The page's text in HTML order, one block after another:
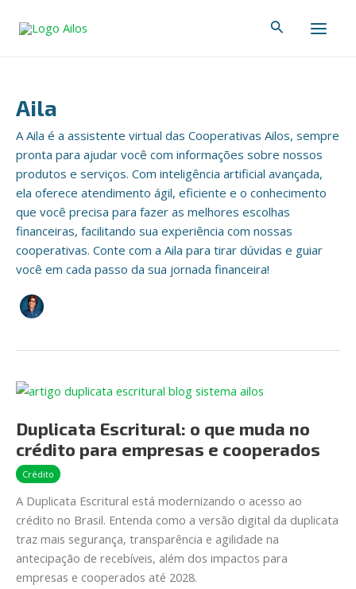
para
Pesquisar
Aila
A Aila é a assistente virtual das Cooperativas Ailos, sempre
pronta para ajudar você com informações sobre nossos
produtos e serviços. Com inteligência artificial avançada,
ela oferece atendimento ágil, eficiente e o conhecimento
que você precisa para fazer as melhores escolhas
financeiras, facilitando sua experiência com nossas
cooperativas. Conte com a Aila para tirar dúvidas e guiar
você em cada passo da sua jornada financeira!
Duplicata Escritural: o que muda no
crédito para empresas e cooperados
Crédito
A Duplicata Escritural está modernizando o acesso ao
crédito no Brasil. Entenda como a versão digital da duplicata
traz mais segurança, transparência e agilidade na
antecipação de recebíveis, além dos impactos para
empresas e cooperados até 2028.
Duplicata
o
que
muda
no
crédito
para
empresas
e
cooperados
de